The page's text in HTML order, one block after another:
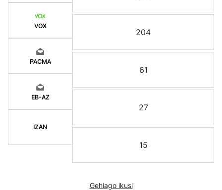
VOX
PACMA
EB-AZ
IZAN
204
61
27
15
Gehiago ikusi